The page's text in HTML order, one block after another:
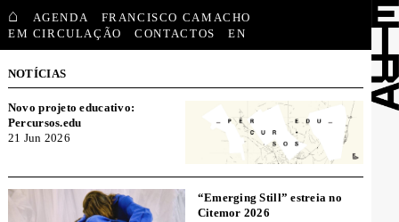
⌂ AGENDA
FRANCISCO CAMACHO
EM CIRCULAÇÃO
CONTACTOS EN
NOTÍCIAS
Novo projeto educativo:
Percursos.edu
21 Jun 2026
“Emerging Still” estreia no
Citemor 2026